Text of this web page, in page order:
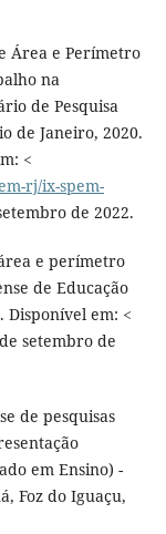
Área e Perímetro
na
de Pesquisa
de Janeiro, 2020.
<
rj/ix-spem-
de 2022.
e perímetro
de Educação
Disponível em: <
setembro de
de pesquisas
em Ensino) -
Foz do Iguaçu,